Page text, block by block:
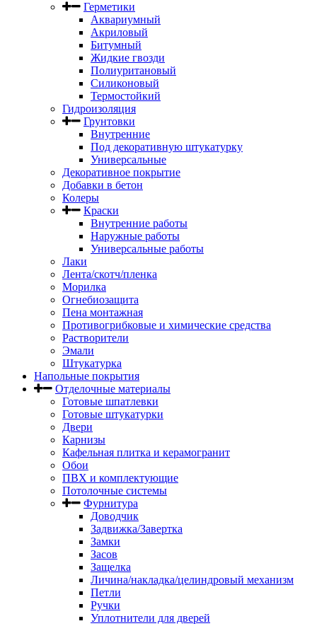
Герметики
Аквариумный
Акриловый
Битумный
Жидкие гвозди
Полиуритановый
Силиконовый
Термостойкий
Гидроизоляция
Грунтовки
Внутренние
Под декоративную штукатурку
Универсальные
Декоративное покрытие
Добавки в бетон
Колеры
Краски
Внутренние работы
Наружные работы
Универсальные работы
Лаки
Лента/скотч/пленка
Морилка
Огнебиозащита
Пена монтажная
Противогрибковые и химические средства
Растворители
Эмали
Штукатурка
Напольные покрытия
Отделочные материалы
Готовые шпатлевки
Готовые штукатурки
Двери
Карнизы
Кафельная плитка и керамогранит
Обои
ПВХ и комплектующие
Потолочные системы
Фурнитура
Доводчик
Задвижка/Завертка
Замки
Засов
Защелка
Личина/накладка/целиндровый механизм
Петли
Ручки
Уплотнители для дверей